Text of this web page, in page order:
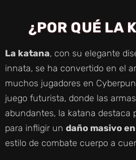
¿POR QUÉ LA
La katana, con su elegante
innata, se ha convertido en el
muchos jugadores en
juego futurista, donde las
abundantes, la katana destaca
para infligir un daño masivo
estilo de combate cuerpo a